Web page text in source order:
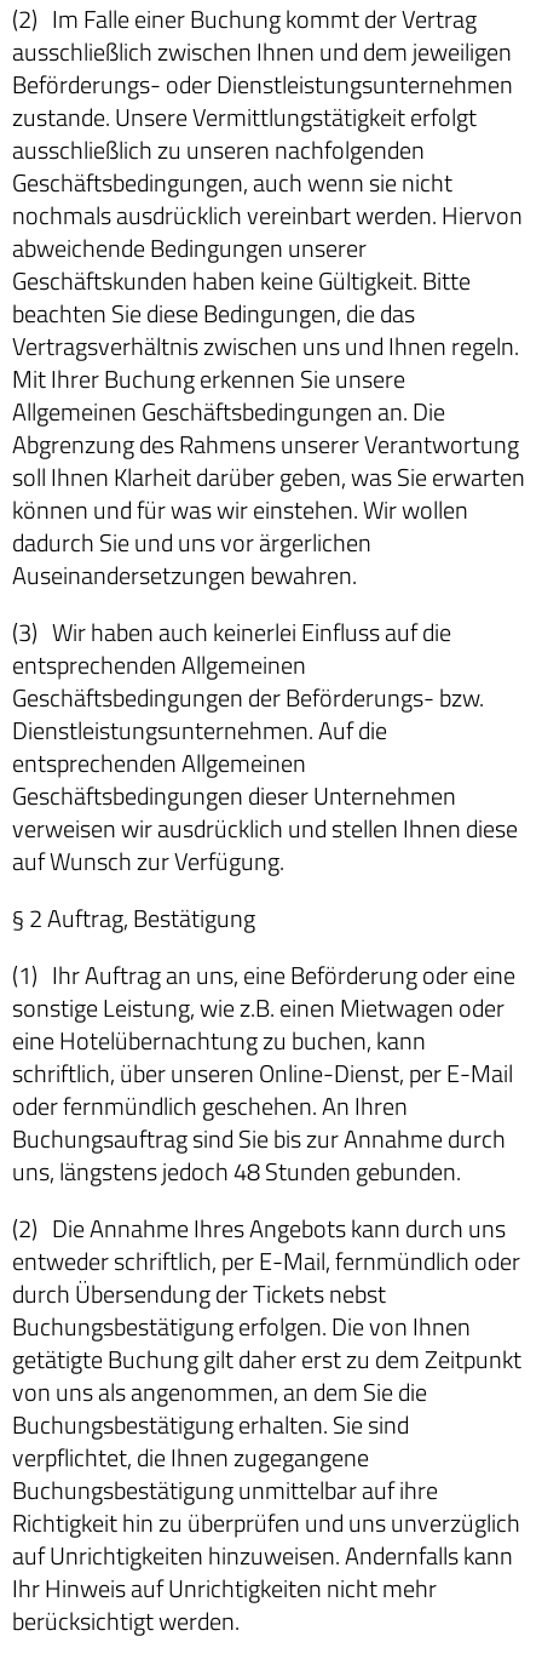
(2) Im Falle einer Buchung kommt der Vertrag
ausschließlich zwischen Ihnen und dem jeweiligen
Beförderungs- oder Dienstleistungsunternehmen
zustande. Unsere Vermittlungstätigkeit erfolgt
ausschließlich zu unseren nachfolgenden
Geschäftsbedingungen, auch wenn sie nicht
nochmals ausdrücklich vereinbart werden. Hiervon
abweichende Bedingungen unserer
Geschäftskunden haben keine Gültigkeit. Bitte
beachten Sie diese Bedingungen, die das
Vertragsverhältnis zwischen uns und Ihnen regeln.
Mit Ihrer Buchung erkennen Sie unsere
Allgemeinen Geschäftsbedingungen an. Die
Abgrenzung des Rahmens unserer Verantwortung
soll Ihnen Klarheit darüber geben, was Sie erwarten
können und für was wir einstehen. Wir wollen
dadurch Sie und uns vor ärgerlichen
Auseinandersetzungen bewahren.
(3) Wir haben auch keinerlei Einfluss auf die
entsprechenden Allgemeinen
Geschäftsbedingungen der Beförderungs- bzw.
Dienstleistungsunternehmen. Auf die
entsprechenden Allgemeinen
Geschäftsbedingungen dieser Unternehmen
verweisen wir ausdrücklich und stellen Ihnen diese
auf Wunsch zur Verfügung.
§ 2 Auftrag, Bestätigung
(1) Ihr Auftrag an uns, eine Beförderung oder eine
sonstige Leistung, wie z.B. einen Mietwagen oder
eine Hotelübernachtung zu buchen, kann
schriftlich, über unseren Online-Dienst, per E-Mail
oder fernmündlich geschehen. An Ihren
Buchungsauftrag sind Sie bis zur Annahme durch
uns, längstens jedoch 48 Stunden gebunden.
(2) Die Annahme Ihres Angebots kann durch uns
entweder schriftlich, per E-Mail, fernmündlich oder
durch Übersendung der Tickets nebst
Buchungsbestätigung erfolgen. Die von Ihnen
getätigte Buchung gilt daher erst zu dem Zeitpunkt
von uns als angenommen, an dem Sie die
Buchungsbestätigung erhalten. Sie sind
verpflichtet, die Ihnen zugegangene
Buchungsbestätigung unmittelbar auf ihre
Richtigkeit hin zu überprüfen und uns unverzüglich
auf Unrichtigkeiten hinzuweisen. Andernfalls kann
Ihr Hinweis auf Unrichtigkeiten nicht mehr
berücksichtigt werden.